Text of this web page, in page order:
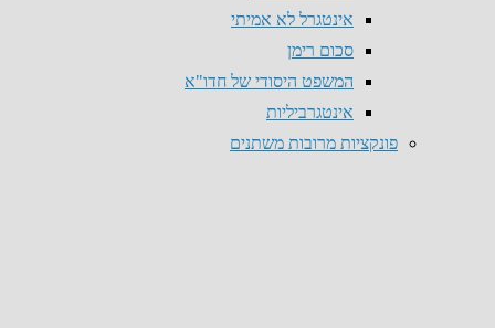
אינטגרל לא אמיתי
סכום רימן
המשפט היסודי של חדו"א
אינטגרביליות
פונקציות מרובות משתנים